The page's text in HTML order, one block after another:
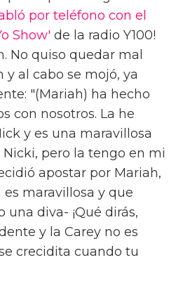
por teléfono con el
Show' de la radio Y100!
No quiso quedar mal
y al cabo se mojó, ya
"(Mariah) ha hecho
con nosotros. La he
y es una maravillosa
pero la tengo en mi
apostar por Mariah,
maravillosa y que
diva- ¡Qué dirás,
y la Carey no es
crecidita cuando tu